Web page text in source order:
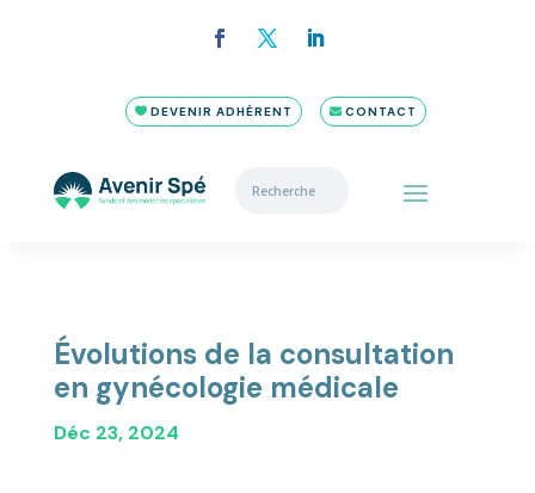
DEVENIR ADHÉRENT CONTACT
Évolutions de la consultation
en gynécologie médicale
Déc 23, 2024